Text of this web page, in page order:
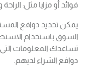
فوائد أو مزايا مثل:
يمكن تحديد دوافع
السوق باستخدام
تساعدك المعلومات
دوافع الشراء لديهم.